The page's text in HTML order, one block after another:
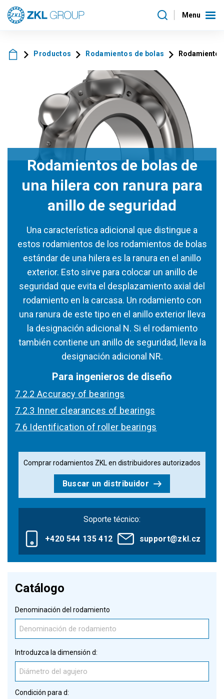
Menu
Productos Rodamientos de bolas
Rodamientos de bolas de
una hilera con ranura para
anillo de seguridad
Una característica adicional que distingue a
estos rodamientos de los rodamientos de bolas
estándar de una hilera es la ranura en el anillo
exterior. Esto sirve para colocar un anillo de
seguridad que evita el desplazamiento axial del
rodamiento en la carcasa. Un rodamiento con
una ranura de este tipo en el anillo exterior lleva
la designación adicional N. Si el rodamiento
también contiene un anillo de seguridad, lleva la
designación adicional NR.
Para ingenieros de diseño
7.2.2 Accuracy of bearings
7.2.3 Inner clearances of bearings
7.6 Identification of roller bearings
Comprar rodamientos ZKL en distribuidores autorizados
Buscar un distribuidor
Soporte técnico:
+420 544 135 412 support@zkl.cz
Catálogo
Denominación del rodamiento
Introduzca la dimensión d:
Condición para d: